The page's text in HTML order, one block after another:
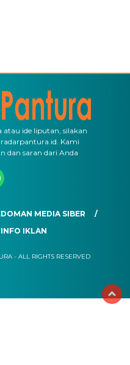
ide liputan, silakan
Kami
dan saran dari Anda
MEDIA SIBER
INFO IKLAN
- ALL RIGHTS RESERVED